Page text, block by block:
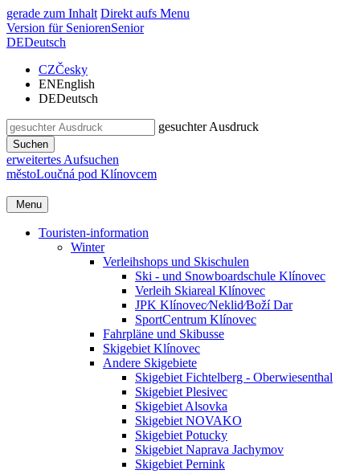
gerade zum Inhalt Direkt aufs Menu
Version für SeniorenSenior
DEDeutsch
CZČesky
ENEnglish
DEDeutsch
gesuchter Ausdruck
Suchen
erweitertes Aufsuchen
městoLoučná pod Klínovcem
Menu
Touristen-information
Winter
Verleihshops und Skischulen
Ski - und Snowboardschule Klínovec
Verleih Skiareal Klínovec
JPK Klínovec⁄Neklid⁄Boží Dar
SportCentrum Klínovec
Fahrpläne und Skibusse
Skigebiet Klínovec
Andere Skigebiete
Skigebiet Fichtelberg - Oberwiesenthal
Skigebiet Plesivec
Skigebiet Alsovka
Skigebiet NOVAKO
Skigebiet Potucky
Skigebiet Naprava Jachymov
Skigebiet Pernink